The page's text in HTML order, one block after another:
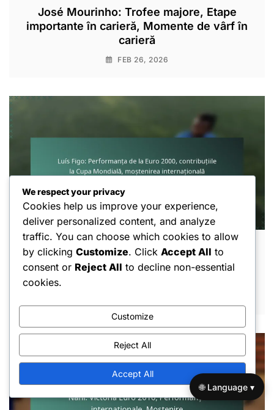
José Mourinho: Trofee majore, Etape
importante în carieră, Momente de vârf în
carieră
FEB 26, 2026
Luís Figo: Performanța de la Euro 2000,
contribuțiile la Cupa Mondială, moștenirea
We respect your privacy
Cookies help us improve your experience,
deliver personalized content, and analyze
traffic. You can choose which cookies to allow
by clicking Customize. Click Accept All to
consent or Reject All to decline non-essential
cookies.
Customize
Reject All
Accept All
🌐 Language ▾